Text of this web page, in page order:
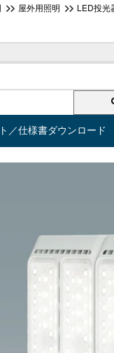
屋外用照明 LED投光
／仕様書ダウンロード